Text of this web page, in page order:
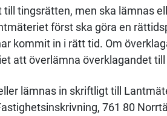
tingsrätten, men ska lämnas
först ska göra en
kommit in i rätt tid. Om
att överlämna överklagandet
lämnas in skriftligt till
761 80